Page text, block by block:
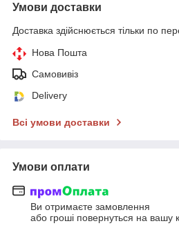
Умови доставки
Доставка здійснюється тільки по
Нова Пошта
Самовивіз
Delivery
Всі умови доставки
Умови оплати
Ви отримаєте замовлення
або гроші повернуться на вашу